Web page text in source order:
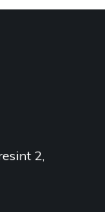
2,